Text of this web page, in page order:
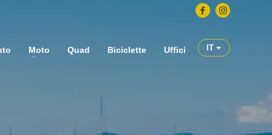
Moto Quad Biciclette Uffici IT